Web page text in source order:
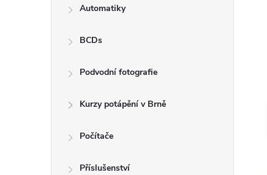
Automatiky
BCDs
Podvodní fotografie
Kurzy potápění v Brně
Počítače
Příslušenství